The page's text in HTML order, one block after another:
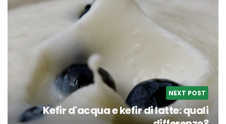
NEXT POST
Kefir d'acqua e kefir di latte: quali